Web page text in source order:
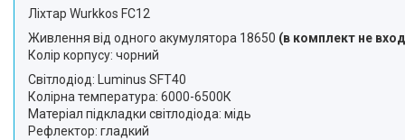
Ліхтар Wurkkos FC12
Живлення від одного акумулятора 18650 (в комплект не
Колір корпусу: чорний
Світлодіод: Luminus SFT40
Колірна температура: 6000-6500К
Матеріал підкладки світлодіода: мідь
Рефлектор: гладкий